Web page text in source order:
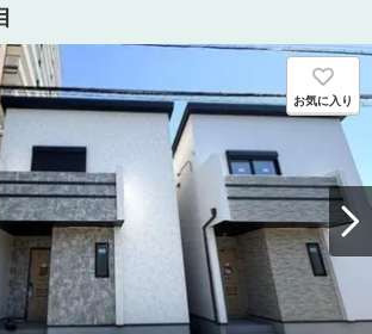
お気に入り